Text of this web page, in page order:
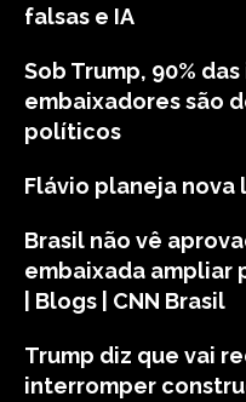
falsas e IA
Sob Trump, 90%
embaixadores são
políticos
Flávio planeja nova
Brasil não vê
embaixada ampliar
| Blogs | CNN Brasil
Trump diz que vai
interromper